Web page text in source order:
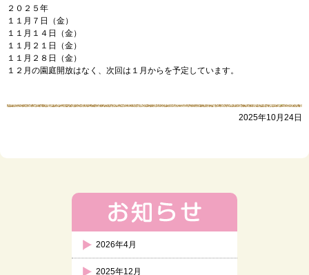
２０２５年
１１月７日（金）
１１月１４日（金）
１１月２１日（金）
１１月２８日（金）
１２月の園庭開放はなく、次回は１月からを予定しています。
2025年10月24日
2026年4月
2025年12月